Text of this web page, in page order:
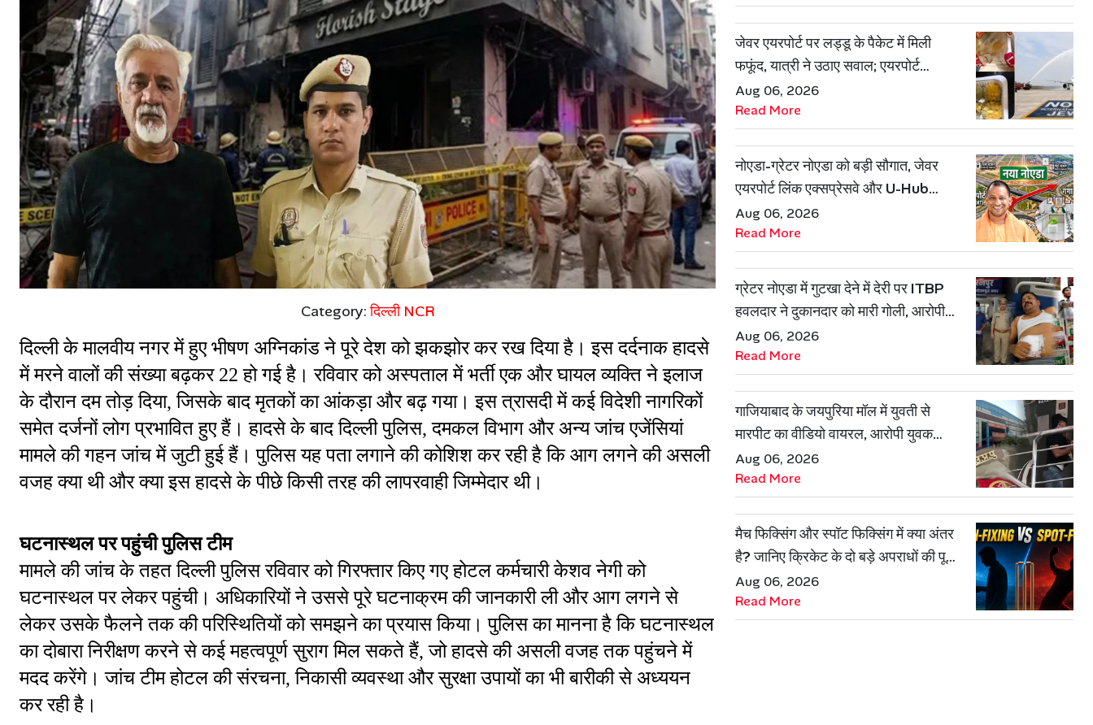
Category:दिल्ली NCR
दिल्ली के मालवीय नगर में हुए भीषण अग्निकांड ने पूरे देश को झकझोर कर रख दिया है। इस दर्दनाक हादसे
में मरने वालों की संख्या बढ़कर 22 हो गई है। रविवार को अस्पताल में भर्ती एक और घायल व्यक्ति ने इलाज
के दौरान दम तोड़ दिया, जिसके बाद मृतकों का आंकड़ा और बढ़ गया। इस त्रासदी में कई विदेशी नागरिकों
समेत दर्जनों लोग प्रभावित हुए हैं। हादसे के बाद दिल्ली पुलिस, दमकल विभाग और अन्य जांच एजेंसियां
मामले की गहन जांच में जुटी हुई हैं। पुलिस यह पता लगाने की कोशिश कर रही है कि आग लगने की असली
वजह क्या थी और क्या इस हादसे के पीछे किसी तरह की लापरवाही जिम्मेदार थी।
घटनास्थल पर पहुंची पुलिस टीम
मामले की जांच के तहत दिल्ली पुलिस रविवार को गिरफ्तार किए गए होटल कर्मचारी केशव नेगी को
घटनास्थल पर लेकर पहुंची। अधिकारियों ने उससे पूरे घटनाक्रम की जानकारी ली और आग लगने से
लेकर उसके फैलने तक की परिस्थितियों को समझने का प्रयास किया। पुलिस का मानना है कि घटनास्थल
का दोबारा निरीक्षण करने से कई महत्वपूर्ण सुराग मिल सकते हैं, जो हादसे की असली वजह तक पहुंचने में
मदद करेंगे। जांच टीम होटल की संरचना, निकासी व्यवस्था और सुरक्षा उपायों का भी बारीकी से अध्ययन
कर रही है।
जेवर एयरपोर्ट पर लड्डू के पैकेट में मिली
फफूंद, यात्री ने उठाए सवाल; एयरपोर्ट
प्रबंधन ने दिया जवाब
Aug 06, 2026
Read More
नोएडा-ग्रेटर नोएडा को बड़ी सौगात, जेवर
एयरपोर्ट लिंक एक्सप्रेसवे और U-Hub
प्रोजेक्ट को मिली मंजूरी
Aug 06, 2026
Read More
ग्रेटर नोएडा में गुटखा देने में देरी पर ITBP
हवलदार ने दुकानदार को मारी गोली, आरोपी
गिरफ्तार
Aug 06, 2026
Read More
गाजियाबाद के जयपुरिया मॉल में युवती से
मारपीट का वीडियो वायरल, आरोपी युवक
हिरासत में
Aug 06, 2026
Read More
मैच फिक्सिंग और स्पॉट फिक्सिंग में क्या अंतर
है? जानिए क्रिकेट के दो बड़े अपराधों की पूरी
कहानी
Aug 06, 2026
Read More